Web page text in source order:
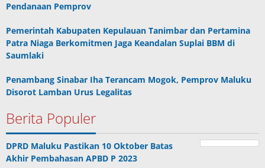
Pendanaan Pemprov
Pemerintah Kabupaten Kepulauan Tanimbar dan Pertamina
Patra Niaga Berkomitmen Jaga Keandalan Suplai BBM di
Saumlaki
Penambang Sinabar Iha Terancam Mogok, Pemprov Maluku
Disorot Lamban Urus Legalitas
Berita Populer
DPRD Maluku Pastikan 10 Oktober Batas
Akhir Pembahasan APBD P 2023